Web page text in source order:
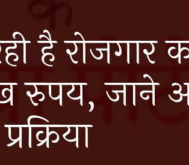
है
रुपय, जाने
प्रक्रिया